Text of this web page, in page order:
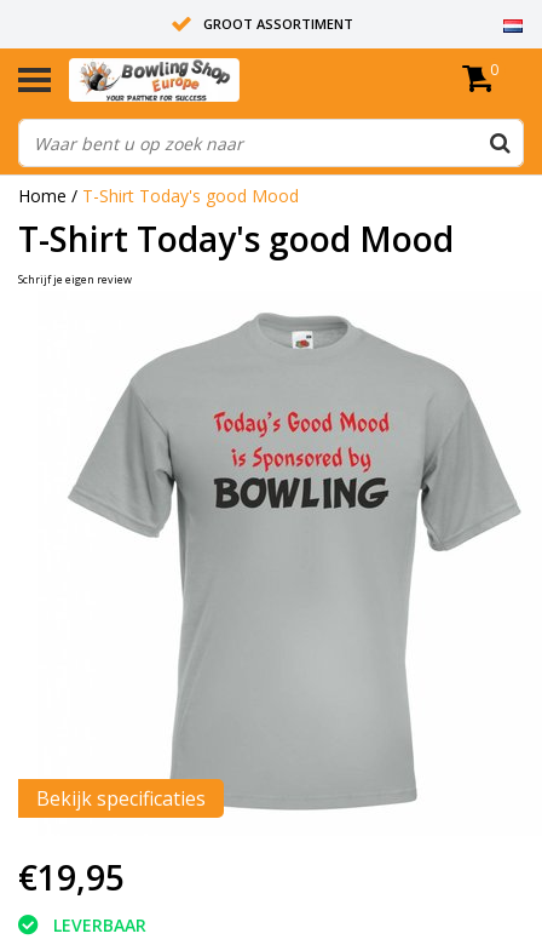
GROOT ASSORTIMENT
14 DAGEN RETOUR RECHT
ALLE BOWLINGBALLEN ZIJN ONGEBOORD
0
Home / T-Shirt Today's good Mood
T-Shirt Today's good Mood
Schrijf je eigen review
Bekijk specificaties
€19,95
LEVERBAAR